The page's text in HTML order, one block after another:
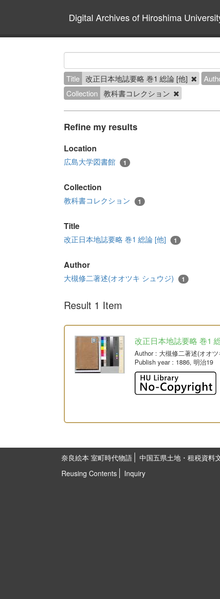
Digital Archives of Hiroshima
Title 改正日本地誌要略 巻1 総論 [他]
Collection 教科書コレクション
Refine my results
Location
広島大学図書館 1
Collection
教科書コレクション 1
Title
改正日本地誌要略 巻1 総論 [他] 1
Author
大槻修二著述(オオツキ シュウジ) 1
Result 1 Item
改正日本地誌要略 巻1
Author: 大槻修二著述(オオ
Publish year: 1886, 明治19
奈良絵本 室町時代物語
中国五県土地・租税資料
Reusing Contents
Inquiry